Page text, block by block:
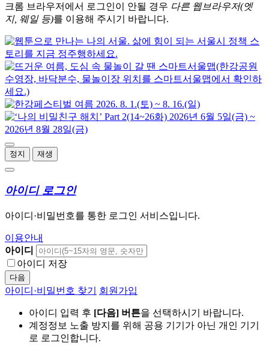
크롬 브라우저에서 로그인이 안될 경우 다른 웹브라우저(엣
지, 웨일 등)를 이용해 주시기 바랍니다.
정지 재생
아이디 로그인
아이디·비밀번호를 통한 로그인 서비스입니다.
이용안내
아이디
아이디 저장
다음
아이디·비밀번호 찾기 회원가입
아이디 입력 후 [다음] 버튼을 선택하시기 바랍니다.
계정정보 노출 방지를 위해 공용 기기가 아닌 개인 기기
로 로그인합니다.